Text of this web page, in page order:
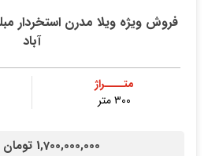
فروش ویژه ویلا مدرن استخردار
آباد
متــــراژ
۳۰۰ متر
1,700,000,000 تومان /